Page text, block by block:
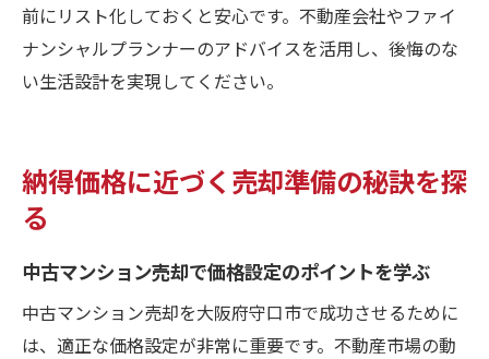
前にリスト化しておくと安心です。不動産会社やファイ
ナンシャルプランナーのアドバイスを活用し、後悔のな
い生活設計を実現してください。
納得価格に近づく売却準備の秘訣を探
る
中古マンション売却で価格設定のポイントを学ぶ
中古マンション売却を大阪府守口市で成功させるために
は、適正な価格設定が非常に重要です。不動産市場の動